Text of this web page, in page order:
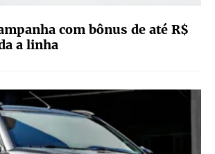
com bônus de até R$
a linha